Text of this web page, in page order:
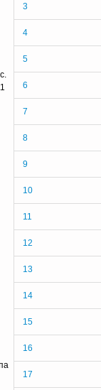
3
4
5
6
7
8
9
10
11
12
13
14
15
16
17